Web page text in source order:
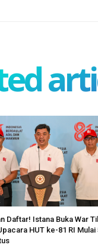
Daftar! Istana Buka War
HUT ke-81 RI Mulai